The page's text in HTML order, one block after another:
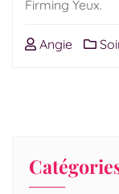
Firming Yeux.
Angie